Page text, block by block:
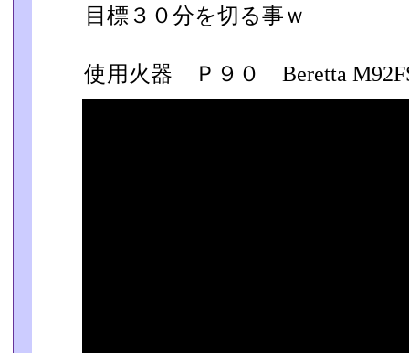
目標３０分を切る事ｗ
使用火器 Ｐ９０ Beretta